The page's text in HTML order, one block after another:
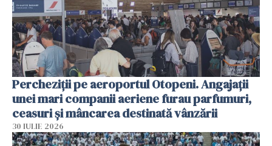
Percheziții pe aeroportul Otopeni. Angajații
unei mari companii aeriene furau parfumuri,
ceasuri și mâncarea destinată vânzării
30 IULIE 2026